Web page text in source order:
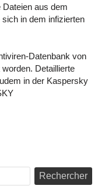
aus dem
in dem infizierten
Datenbank von
Detaillierte
in der Kaspersky
Rechercher